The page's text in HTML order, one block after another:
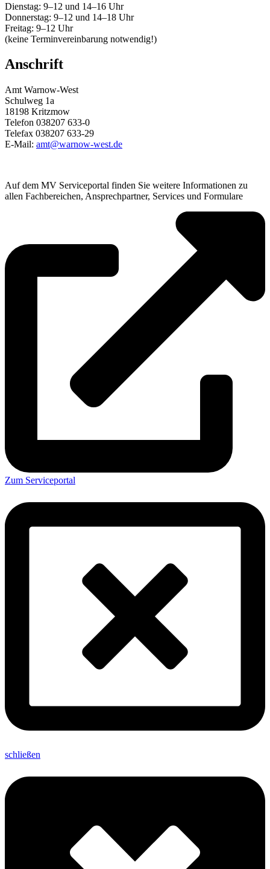
Dienstag: 9–12 und 14–16 Uhr
Donnerstag: 9–12 und 14–18 Uhr
Freitag: 9–12 Uhr
(keine Terminvereinbarung notwendig!)
Anschrift
Amt Warnow-West
Schulweg 1a
18198 Kritzmow
Telefon 038207 633-0
Telefax 038207 633-29
E-Mail: amt@warnow-west.de
Auf dem MV Serviceportal finden Sie weitere Informationen zu
allen Fachbereichen, Ansprechpartner, Services und Formulare
Zum Serviceportal
schließen